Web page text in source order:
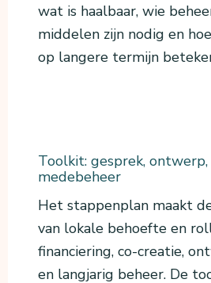
wat is haalbaar, wie
middelen zijn nodig en
op langere termijn
Toolkit: gesprek,
medebeheer
Het stappenplan maakt
van lokale behoefte en
financiering, co-creatie,
en langjarig beheer. De